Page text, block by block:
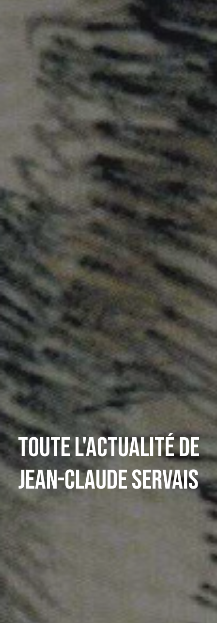
Toute l'actualité de
Jean-Claude Servais